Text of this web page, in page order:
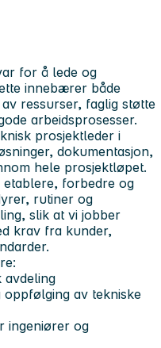
for å lede og
innebærer både
ressurser, faglig støtte
arbeidsprosesser.
prosjektleder i
dokumentasjon,
hele prosjektløpet.
forbedre og
rutiner og
slik at vi jobber
krav fra kunder,
avdeling
av tekniske
ingeniører og